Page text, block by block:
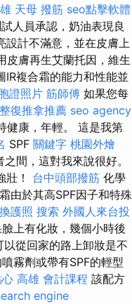
天母 撥筋 seo點擊軟體
人員承認，奶油表現良
設計不滿意，並在皮膚上
皮膚再生艾蘭托因，維生
IR複合霜的能力和性能並
證照片 筋師傅 如果您每
復推拿推薦 seo agency
健康，年輕。 這是我第
SPF 關鍵字 桃園外燴
間，這對我來說很好。
壯！ 台中頭部撥筋 化學
由於其高SPF因子和特殊
換護照 搜索 外國人來台投
上有化妝，幾個小時後
從回家的路上卸妝是不
霧劑或帶有SPF的輕型
高雄 會計課程 該配方
engine